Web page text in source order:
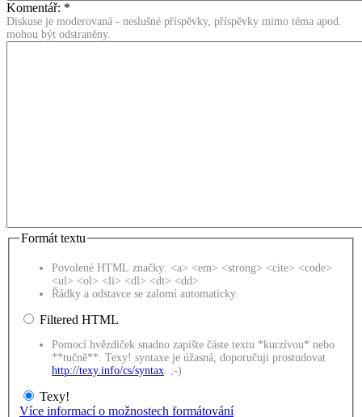
Komentář: *
Diskuse je moderovaná - neslušné příspěvky, příspěvky mimo téma apod.
mohou být odstraněny.
Formát textu
Povolené HTML značky: <a> <em> <strong> <cite> <code>
<ul> <ol> <li> <dl> <dt> <dd>
Řádky a odstavce se zalomí automaticky.
Filtered HTML
Pomocí hvězdiček snadno zapište částe textu *kurzívou* nebo
**tučně**. Texy! syntaxe je úžasná, doporučuji prostudovat
http://texy.info/cs/syntax . ;-)
Texy!
Více informací o možnostech formátování